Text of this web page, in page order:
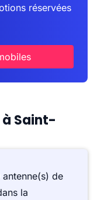
réservées
à Saint-
antenne(s) de
la